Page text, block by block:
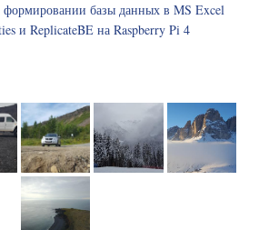
базы данных в MS Excel
и ReplicateBE на Raspberry Pi 4